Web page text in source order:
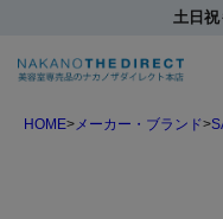
土日祝
HOME メーカー・ブランド